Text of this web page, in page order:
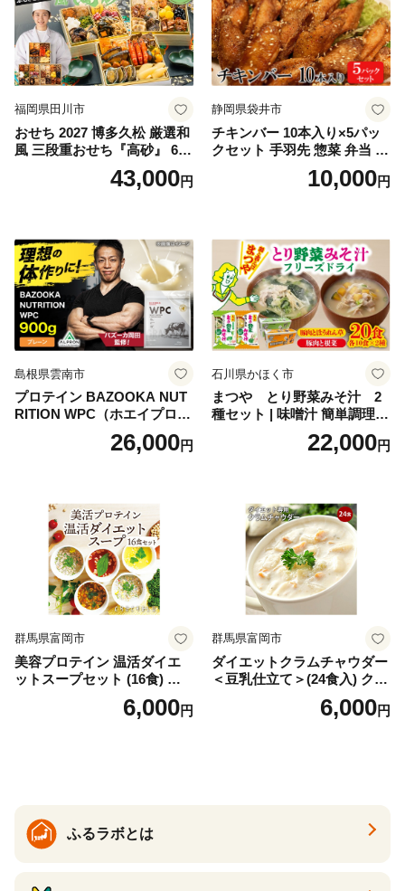
福岡県田川市
おせち 2027 博多久松 厳選和
風 三段重おせち『高砂』 6.5
寸 3段重 2～3人前 おせち料
理 重箱 お正月 冷凍おせち 縁
ち 本格おせち おせち予約 年
末 年始 お取り寄せ 新春 贅沢
おせち こだわりおせち 惣菜
老舗おせち ふるさと納税お
せち 御節 お節料理 正月 調理
不要 おせち料理2027
43,000円
静岡県袋井市
チキンバー 10本入り×5パッ
クセット 手羽先 惣菜 弁当 お
かず お酒 おつまみ ギフト キ
ャンプ アウトドア キャンプ
10,000円
島根県雲南市
プロテイン BAZOOKA NUT
RITION WPC（ホエイプロテ
イン）＜プレーン＞ 900g｜
バズーカ岡田監修・植物由来
ロン [AIEN005]
26,000円
石川県かほく市
まつや とり野菜みそ汁 2
種セット | 味噌汁 簡単調理
お味噌 おみそ みそ とり野菜
時短料理 時短ごはん ご当地
22,000円
群馬県富岡市
美容プロテイン 温活ダイエ
ットスープセット (16食) 小
分け スープ 食べ比べ セット
詰合せ クラムチャウダー チ
6,000円
群馬県富岡市
ダイエットクラムチャウダー
＜豆乳仕立て＞(24食入) クラ
ムチャウダー 豆乳 ダイエッ
ト スープ プロテイン たんぱ
6,000円
ふるラボとは